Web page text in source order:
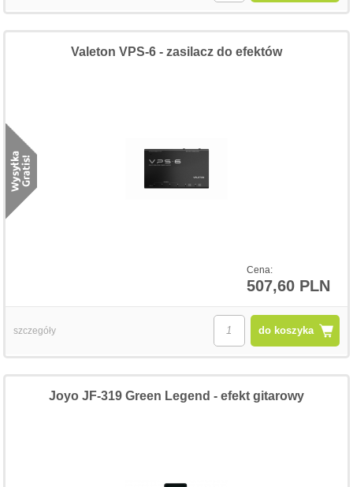
Cena:
507,60 PLN
Valeton VPS-6 - zasilacz do efektów
do koszyka
szczegóły
Joyo JF-319 Green Legend - efekt gitarowy